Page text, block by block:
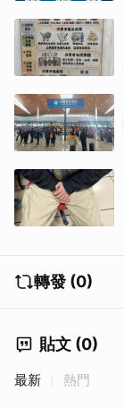
轉發 (0)
貼文 (0)
最新 熱門